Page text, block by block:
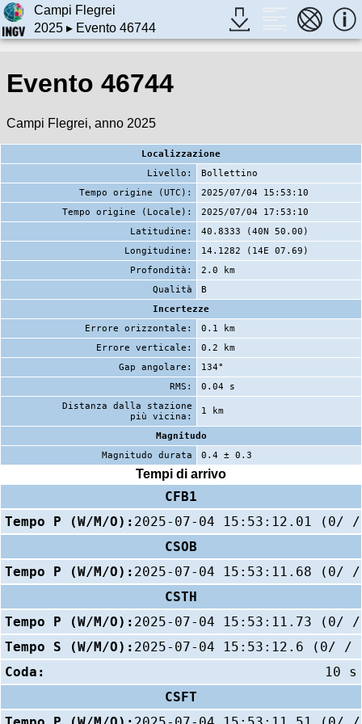
Campi Flegrei
2025▸ Evento 46744
Evento 46744
Campi Flegrei, anno 2025
Localizzazione
Livello:
Bollettino
Tempo origine (UTC):
2025/07/04 15:53:10
Tempo origine (Locale):
2025/07/04 17:53:10
Latitudine:
40.8333 (40N 50.00)
Longitudine:
14.1282 (14E 07.69)
Profondità:
2.0 km
Qualità
B
Incertezze
Errore orizzontale:
0.1 km
Errore verticale:
0.2 km
Gap angolare:
134°
RMS:
0.04 s
Distanza dalla stazione
più vicina:
1 km
Magnitudo
Magnitudo durata
0.4 ± 0.3
Tempi di arrivo
CFB1
Tempo P (W/M/O): 2025-07-04 15:53:12.01 (0/
CSOB
Tempo P (W/M/O): 2025-07-04 15:53:11.68 (0/
CSTH
Tempo P (W/M/O): 2025-07-04 15:53:11.73 (0/
Tempo S (W/M/O): 2025-07-04 15:53:12.6 (0/ /
Coda:
10 s
CSFT